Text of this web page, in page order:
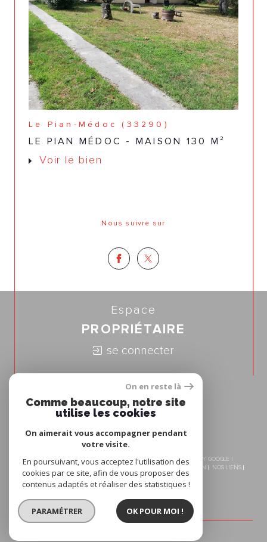
Le Pian-Médoc (33290)
LE PIAN MÉDOC - MAISON 130 M²
Voir le bien
Nous suivre sur
Espace
PROPRIÉTAIRE
se connecter
Nous
ADHÉRONS
© 2026 | TOUS DROITS RÉSERVÉS | TRADUCTION POWERED BY GOOGLE |
NOS HONORAIRES
PLAN DU SITE ADMIN
NOS LIENS
POLITIQUE RGPD
COOKIES
On en reste là
Comme beaucoup, notre site
utilise les cookies
On aimerait vous accompagner pendant
votre visite.
En poursuivant, vous acceptez l'utilisation des
cookies par ce site, afin de vous proposer des
contenus adaptés et réaliser des statistiques !
PARAMÉTRER OK POUR MOI !